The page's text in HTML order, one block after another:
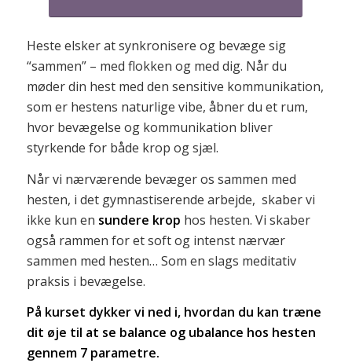
Heste elsker at synkronisere og bevæge sig
“sammen” – med flokken og med dig. Når du
møder din hest med den sensitive kommunikation,
som er hestens naturlige vibe, åbner du et rum,
hvor bevægelse og kommunikation bliver
styrkende for både krop og sjæl.
Når vi nærværende bevæger os sammen med
hesten, i det gymnastiserende arbejde, skaber vi
ikke kun en sundere krop hos hesten. Vi skaber
også rammen for et soft og intenst nærvær
sammen med hesten… Som en slags meditativ
praksis i bevægelse.
På kurset dykker vi ned i, hvordan du kan træne
dit øje til at se balance og ubalance hos hesten
gennem 7 parametre.